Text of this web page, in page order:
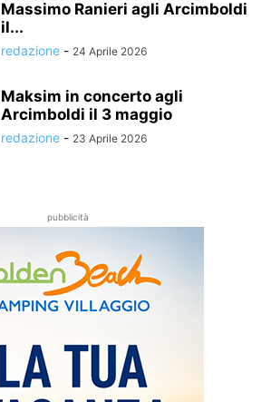
Massimo Ranieri agli Arcimboldi
il...
redazione - 24 Aprile 2026
Maksim in concerto agli
Arcimboldi il 3 maggio
redazione - 23 Aprile 2026
pubblicità